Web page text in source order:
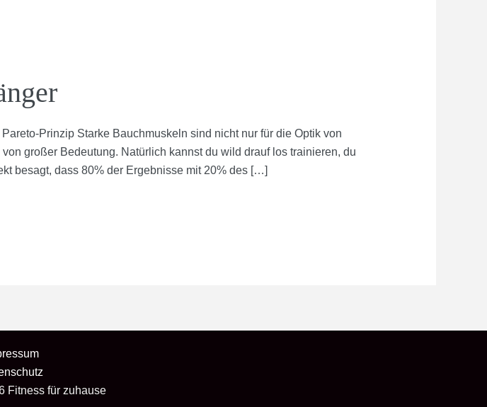
Prinzip Starke Bauchmuskeln sind nicht nur für die Optik von
großer Bedeutung. Natürlich kannst du wild drauf los trainieren, du
besagt, dass 80% der Ergebnisse mit 20% des […]
Fitness für zuhause